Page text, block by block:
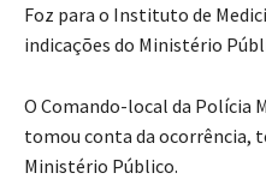
Foz para o Instituto de
indicações do Ministério
O Comando-local da Polícia
tomou conta da ocorrência,
Ministério Público.